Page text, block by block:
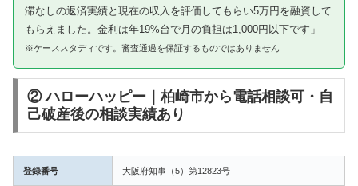
滞なしの返済実績と現在の収入を評価してもらい5万円を融資して
もらえました。金利は年19%台で月の負担は1,000円以下です」
※ケーススタディです。審査通過を保証するものではありません
② ハローハッピー｜柏崎市から電話相談可・自
己破産後の相談実績あり
登録番号 大阪府知事（5）第12823号